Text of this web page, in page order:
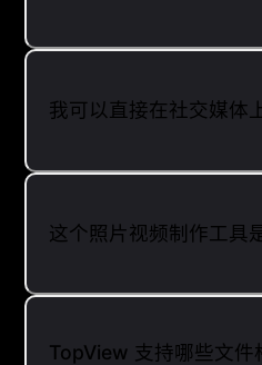
我可以直接在社交媒体
这个照片视频制作工具
TopView 支持哪些文件